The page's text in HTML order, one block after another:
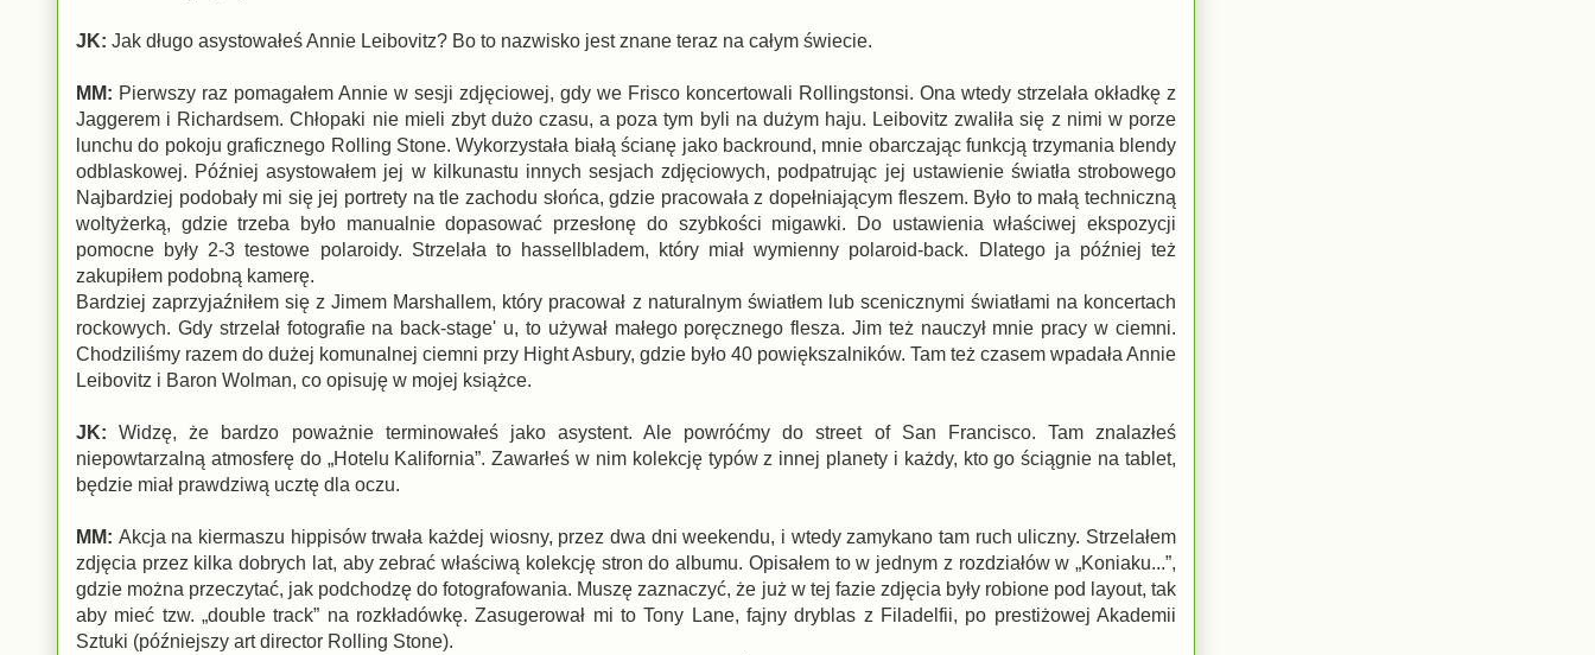
JK: Jak długo asystowałeś Annie Leibovitz? Bo to nazwisko jest znane teraz na całym świecie.
MM: Pierwszy raz pomagałem Annie w sesji zdjęciowej, gdy we Frisco koncertowali Rollingstonsi. Ona wtedy strzelała okładkę z
Jaggerem i Richardsem. Chłopaki nie mieli zbyt dużo czasu, a poza tym byli na dużym haju. Leibovitz zwaliła się z nimi w porze
lunchu do pokoju graficznego Rolling Stone. Wykorzystała białą ścianę jako backround, mnie obarczając funkcją trzymania blendy
odblaskowej. Później asystowałem jej w kilkunastu innych sesjach zdjęciowych, podpatrując jej ustawienie światła strobowego
Najbardziej podobały mi się jej portrety na tle zachodu słońca, gdzie pracowała z dopełniającym fleszem. Było to małą techniczną
woltyżerką, gdzie trzeba było manualnie dopasować przesłonę do szybkości migawki. Do ustawienia właściwej ekspozycji
pomocne były 2-3 testowe polaroidy. Strzelała to hassellbladem, który miał wymienny polaroid-back. Dlatego ja później też
zakupiłem podobną kamerę.
Bardziej zaprzyjaźniłem się z Jimem Marshallem, który pracował z naturalnym światłem lub scenicznymi światłami na koncertach
rockowych. Gdy strzelał fotografie na back-stage' u, to używał małego poręcznego flesza. Jim też nauczył mnie pracy w ciemni.
Chodziliśmy razem do dużej komunalnej ciemni przy Hight Asbury, gdzie było 40 powiększalników. Tam też czasem wpadała Annie
Leibovitz i Baron Wolman, co opisuję w mojej książce.
JK: Widzę, że bardzo poważnie terminowałeś jako asystent. Ale powróćmy do street of San Francisco. Tam znalazłeś
niepowtarzalną atmosferę do „Hotelu Kalifornia”. Zawarłeś w nim kolekcję typów z innej planety i każdy, kto go ściągnie na tablet,
będzie miał prawdziwą ucztę dla oczu.
MM: Akcja na kiermaszu hippisów trwała każdej wiosny, przez dwa dni weekendu, i wtedy zamykano tam ruch uliczny. Strzelałem
zdjęcia przez kilka dobrych lat, aby zebrać właściwą kolekcję stron do albumu. Opisałem to w jednym z rozdziałów w „Koniaku...”,
gdzie można przeczytać, jak podchodzę do fotografowania. Muszę zaznaczyć, że już w tej fazie zdjęcia były robione pod layout, tak
aby mieć tzw. „double track” na rozkładówkę. Zasugerował mi to Tony Lane, fajny dryblas z Filadelfii, po prestiżowej Akademii
Sztuki (późniejszy art director Rolling Stone).